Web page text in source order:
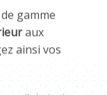
aux
ainsi vos